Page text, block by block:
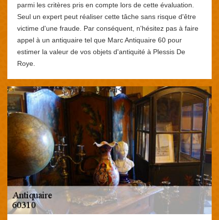
parmi les critères pris en compte lors de cette évaluation.
Seul un expert peut réaliser cette tâche sans risque d'être
victime d'une fraude. Par conséquent, n'hésitez pas à faire
appel à un antiquaire tel que Marc Antiquaire 60 pour
estimer la valeur de vos objets d'antiquité à Plessis De
Roye.